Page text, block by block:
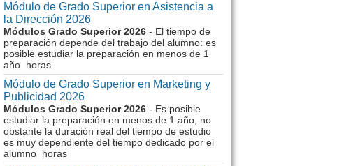
Módulo de Grado Superior en Asistencia a
la Dirección 2026
Módulos Grado Superior 2026 - El tiempo de
preparación depende del trabajo del alumno: es
posible estudiar la preparación en menos de 1
año horas
Módulo de Grado Superior en Marketing y
Publicidad 2026
Módulos Grado Superior 2026 - Es posible
estudiar la preparación en menos de 1 año, no
obstante la duración real del tiempo de estudio
es muy dependiente del tiempo dedicado por el
alumno horas